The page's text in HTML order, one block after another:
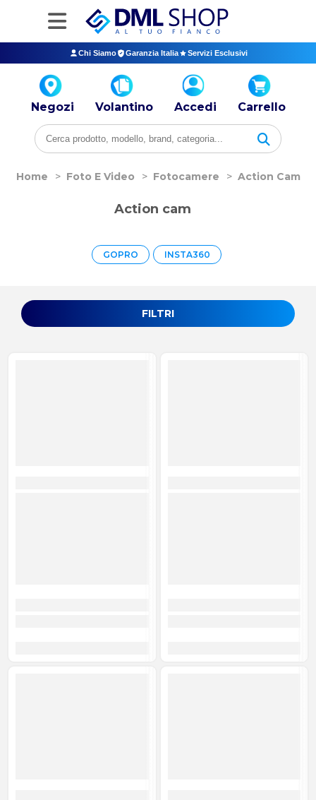
Chi Siamo Garanzia Italia Servizi Esclusivi
Negozi Volantino Accedi Carrello
Home > Foto E Video > Fotocamere > Action Cam
FILTRI
Action cam
GOPRO INSTA360